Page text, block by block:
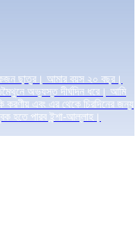
ছাত্র। আমার বয়স ২০ বছর।
অভ্যস্ত দীর্ঘদিন ধরে। আমি
এবং এর থেকে চিরদিনের জন্য
হতে পারব ইন্শা-আল্লাহ।